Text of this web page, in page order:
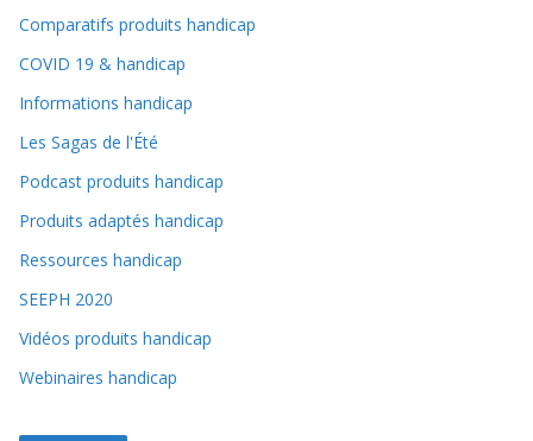
Comparatifs produits handicap
COVID 19 & handicap
Informations handicap
Les Sagas de l'Été
Podcast produits handicap
Produits adaptés handicap
Ressources handicap
SEEPH 2020
Vidéos produits handicap
Webinaires handicap